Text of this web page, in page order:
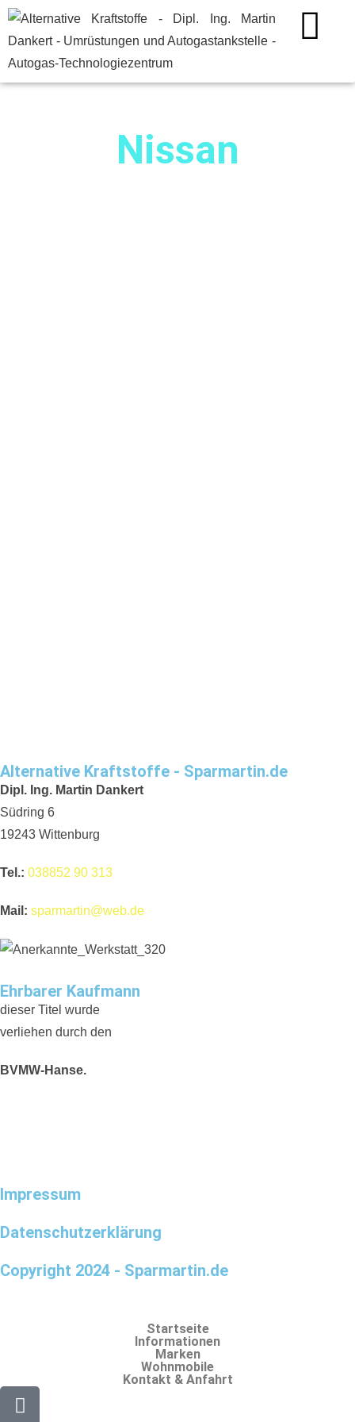
Nissan
Alternative Kraftstoffe - Sparmartin.de
Dipl. Ing. Martin Dankert
Südring 6
19243 Wittenburg
Tel.: 038852 90 313
Mail: sparmartin@web.de
Ehrbarer Kaufmann
dieser Titel wurde
verliehen durch den
BVMW-Hanse.
Impressum
Datenschutzerklärung
Copyright 2024 - Sparmartin.de
Startseite
Informationen
Marken
Wohnmobile
Kontakt & Anfahrt